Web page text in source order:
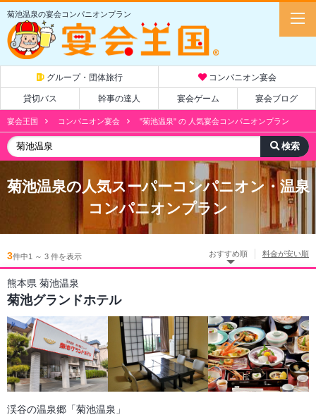
菊池温泉の宴会コンパニオンプラン
グループ・団体旅行 コンパニオン宴会
貸切バス 幹事の達人 宴会ゲーム 宴会ブログ
宴会王国 コンパニオン宴会 "菊池温泉" の 人気宴会コンパニオンプラン
菊池温泉の人気スーパーコンパニオン・温泉
コンパニオンプラン
3件中1 ～ 3 件を表示 おすすめ順 料金が安い順
熊本県 菊池温泉
菊池グランドホテル
渓谷の温泉郷「菊池温泉」